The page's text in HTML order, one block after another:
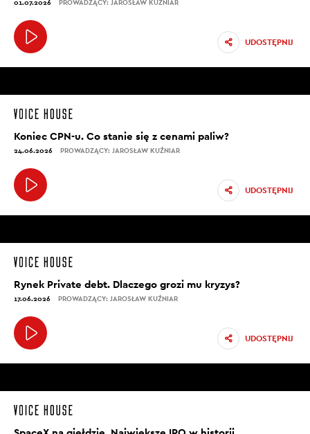
01.07.2026 PROWADZĄCY: JAROSŁAW KUŹNIAR
UDOSTĘPNIJ
Koniec CPN-u. Co stanie się z cenami paliw?
24.06.2026 PROWADZĄCY: JAROSŁAW KUŹNIAR
UDOSTĘPNIJ
Rynek Private debt. Dlaczego grozi mu kryzys?
17.06.2026 PROWADZĄCY: JAROSŁAW KUŹNIAR
UDOSTĘPNIJ